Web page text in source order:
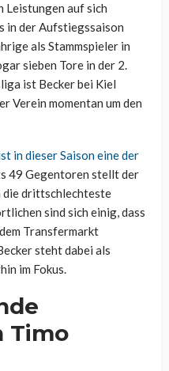
Leistungen auf sich
in der Aufstiegssaison
als Stammspieler in
sieben Tore in der 2.
ist Becker bei Kiel
Verein momentan um den
in dieser Saison eine der
49 Gegentoren stellt der
die drittschlechteste
sind sich einig, dass
Transfermarkt
steht dabei als
im Fokus.
Timo